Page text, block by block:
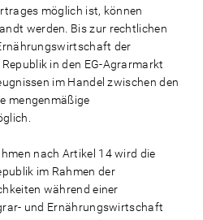
möglich ist, können
werden. Bis zur rechtlichen
der
in den EG-Agrarmarkt
im Handel zwischen den
mengenmäßige
nach Artikel 14 wird die
im Rahmen der
während einer
und Ernährungswirtschaft